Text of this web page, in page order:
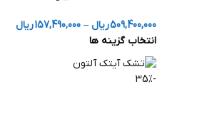
509,400,000ریال –
157,490,000ریال
انتخاب گزینه ها
-35%